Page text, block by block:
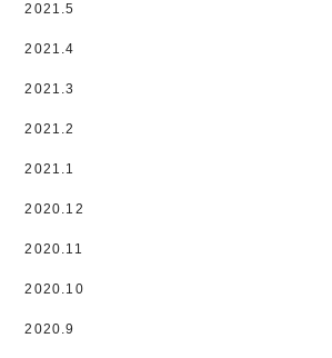
2021.5
2021.4
2021.3
2021.2
2021.1
2020.12
2020.11
2020.10
2020.9